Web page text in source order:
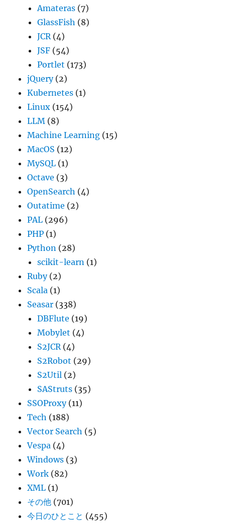
Amateras (7)
GlassFish (8)
JCR(4)
JSF (54)
Portlet (173)
jQuery(2)
Kubernetes (1)
Linux (154)
LLM (8)
Machine Learning (15)
MacOS (12)
MySQL (1)
Octave (3)
OpenSearch (4)
Outatime (2)
PAL (296)
PHP (1)
Python (28)
scikit-learn (1)
Ruby(2)
Scala (1)
Seasar (338)
DBFlute (19)
Mobylet (4)
S2JCR(4)
S2Robot (29)
S2Util (2)
SAStruts (35)
SSOProxy(11)
Tech (188)
Vector Search (5)
Vespa (4)
Windows (3)
Work (82)
XML (1)
その他 (701)
今日のひとこと (455)